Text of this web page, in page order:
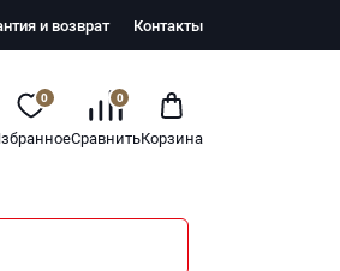
и возврат Контакты
0 0
СравнитьКорзина